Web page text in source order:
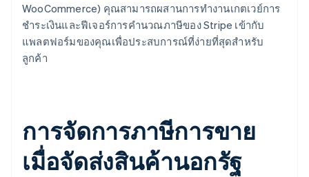
WooCommerce) คุณสามารถผสานการทํางานเกตเวย์การ
ชําระเงินและฟีเจอร์การคํานวณภาษีของ Stripe เข้ากับ
แพลตฟอร์มของคุณเพื่อประสบการณ์ที่ง่ายที่สุดสำหรับ
ลูกค้า
การจัดการภาษีการขาย
เมื่อจัดส่งสินค้านอกรัฐ